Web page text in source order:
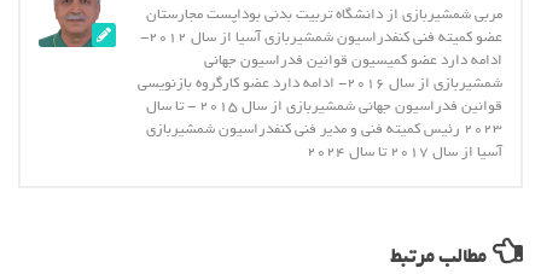
مربی شمشیربازی از دانشگاه تربیت بدنی بوداپست مجارستان
عضو کمیته فنی کنفدراسیون شمشیربازی آسیا از سال 2012-
ادامه دارد عضو کمیسیون قوانین فدراسیون جهانی
شمشیربازی از سال 2016- ادامه دارد عضو کارگروه بازنویسی
قوانین فدراسیون جهانی شمشیربازی از سال 2015 - تا سال
2023 رئیس کمیته فنی و مدیر فنی کنفدراسیون شمشیربازی
آسیا از سال 2017 تا سال 2024
مطالب مرتبط